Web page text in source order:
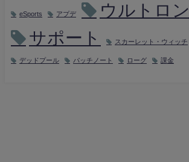
eSports アプデ
ウルトロン
サポート
スカーレット・ウィッチ
デッドプール パッチノート ローグ 課金